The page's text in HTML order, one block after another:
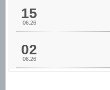
15
06.26
02
06.26